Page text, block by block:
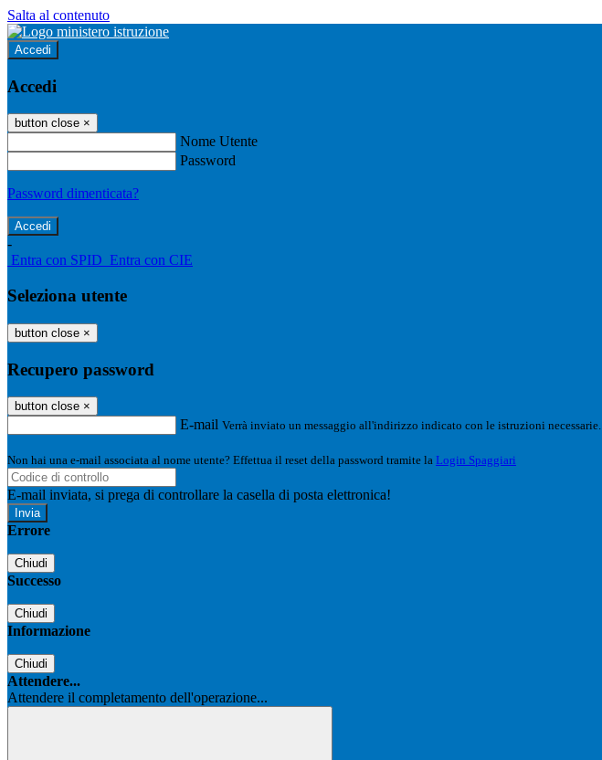
Salta al contenuto
Accedi
Accedi
button close ×
Nome Utente
Password
Password dimenticata?
-
Entra con SPID Entra con CIE
Seleziona utente
button close ×
Recupero password
button close ×
E-mail Verrà inviato un messaggio all'indirizzo indicato con le istruzioni necessarie.
Non hai una e-mail associata al nome utente? Effettua il reset della password tramite la Login Spaggiari
E-mail inviata, si prega di controllare la casella di posta elettronica!
Errore
Chiudi
Successo
Chiudi
Informazione
Chiudi
Attendere...
Attendere il completamento dell'operazione...